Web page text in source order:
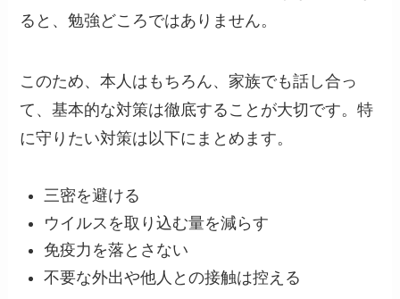
ると、勉強どころではありません。
このため、本人はもちろん、家族でも話し合っ
て、基本的な対策は徹底することが大切です。特
に守りたい対策は以下にまとめます。
三密を避ける
ウイルスを取り込む量を減らす
免疫力を落とさない
不要な外出や他人との接触は控える